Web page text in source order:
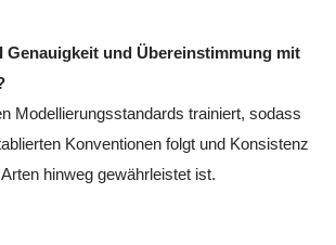
Genauigkeit und Übereinstimmung mit
Modellierungsstandards trainiert, sodass
Konventionen folgt und Konsistenz
hinweg gewährleistet ist.